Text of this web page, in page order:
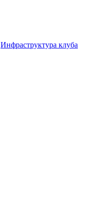
Инфраструктура клуба